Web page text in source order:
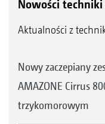
Nowości
Aktualności z
Nowy zaczepiany
AMAZONE Cirrus
trzykomorowym